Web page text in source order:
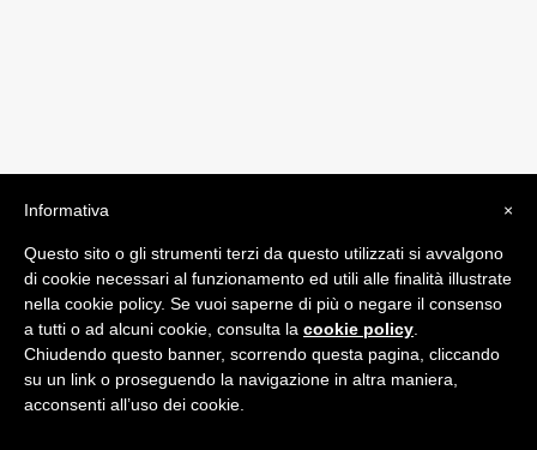
byComunicatori su Misura srl
Termini e Condizioni di Vendita - Terms and Conditions
ITA:
ENG:
×
Informativa
Questo sito o gli strumenti terzi da questo utilizzati si avvalgono
di cookie necessari al funzionamento ed utili alle finalità illustrate
nella cookie policy. Se vuoi saperne di più o negare il consenso
a tutti o ad alcuni cookie, consulta la cookie policy
Chiudendo questo banner, scorrendo questa pagina, cliccando
su un link o proseguendo la navigazione in altra maniera,
acconsenti all’uso dei cookie.